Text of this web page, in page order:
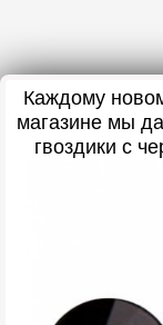
Каждому
магазине мы
гвоздики с